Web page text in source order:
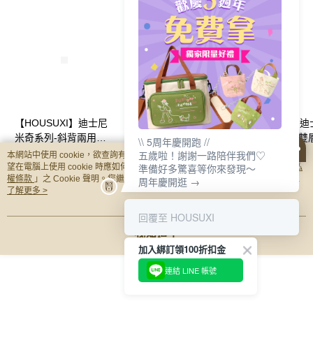
【HOUSUXI】迪士尼
米奇系列-斜背兩用吐
司小方包【絕版出清
↘3折起】＜售價已折
＞
NT$350
NT$700
【HOUSUXI】迪士尼
小熊維尼系列-斜背兩
用吐司小方包【絕版出
清↘3折起】＜售價已
折＞
NT$350
NT$700
【HOUSUXI】迪
奇奇蒂蒂系列-雙
袋(百寶袋)【絕
↘3折起】＜售價
NT$160
NT$320
全站排行
熱門標籤
本網站中使用 cookie，欲查詢有關本網站使用 cookie 方式之詳情，及若您不希
望在電腦上使用 cookie 時應如何變更電腦的 cookie 設定，請參閱本網站「
隱私
權條款 」之 Cookie 聲明。您繼續使用本網站即表示您同意本公司得按本網站使
用條款之 Cookie 聲明使用 cookie。
了解更多 >
我知道了
\\ 5周年慶開跑 //
五歲啦！謝謝一路陪伴我們♡
準備好多驚喜等你來發現～
周年慶開逛 →
回覆至 HOUSUXI
加入綁訂領100折扣金
連結 LINE 帳號